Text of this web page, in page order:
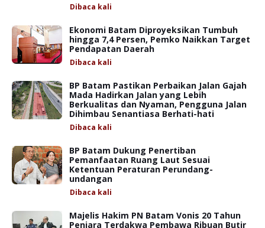
Dibaca kali
Ekonomi Batam Diproyeksikan Tumbuh
hingga 7,4 Persen, Pemko Naikkan Target
Pendapatan Daerah
Dibaca kali
BP Batam Pastikan Perbaikan Jalan Gajah
Mada Hadirkan Jalan yang Lebih
Berkualitas dan Nyaman, Pengguna Jalan
Dihimbau Senantiasa Berhati-hati
Dibaca kali
BP Batam Dukung Penertiban
Pemanfaatan Ruang Laut Sesuai
Ketentuan Peraturan Perundang-
undangan
Dibaca kali
Majelis Hakim PN Batam Vonis 20 Tahun
Penjara Terdakwa Pembawa Ribuan Butir